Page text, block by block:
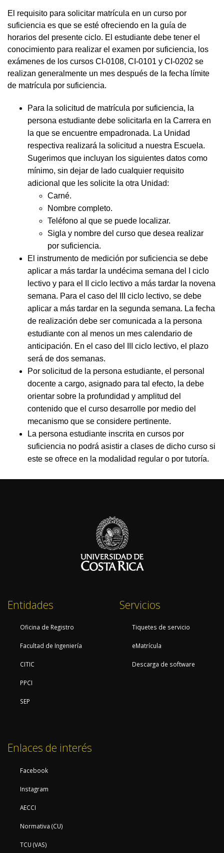
El requisito para solicitar matrícula en un curso por
suficiencia es que se esté ofreciendo en la guía de
horarios del presente ciclo. El estudiante debe tener el
conocimiento para realizar el examen por suficiencia, los
exámenes de los cursos CI-0108, CI-0101 y CI-0202 se
realizan generalmente un mes después de la fecha límite
de matrícula por suficiencia.
Para la solicitud de matrícula por suficiencia, la
persona estudiante debe solicitarla en la Carrera en
la que se encuentre empadronada. La Unidad
respectiva realizará la solicitud a nuestra Escuela.
Sugerimos que incluyan los siguientes datos como
mínimo, sin dejar de lado cualquier requisito
adicional que les solicite la otra Unidad:
Carné.
Nombre completo.
Teléfono al que se puede localizar.
Sigla y nombre del curso que desea realizar
por suficiencia.
El instrumento de medición por suficiencia se debe
aplicar a más tardar la undécima semana del I ciclo
lectivo y para el II ciclo lectivo a más tardar la novena
semana. Para el caso del III ciclo lectivo, se debe
aplicar a más tardar en la segunda semana. La fecha
de realización debe ser comunicada a la persona
estudiante con al menos un mes calendario de
anticipación. En el caso del III ciclo lectivo, el plazo
será de dos semanas.
Por solicitud de la persona estudiante, el personal
docente a cargo, asignado para tal efecto, la debe
orientar sobre la profundidad y amplitud del
contenido que el curso desarrolle por medio del
mecanismo que se considere pertinente.
La persona estudiante inscrita en cursos por
suficiencia no podrá asistir a clases de dicho curso si
este se ofrece en la modalidad regular o por tutoría.
Entidades
Oficina de Registro
Facultad de Ingeniería
CITIC
PPCI
SEP
Servicios
Tiquetes de servicio
eMatrícula
Descarga de software
Enlaces de interés
Facebook
Instagram
AECCI
Normativa (CU)
TCU (VAS)